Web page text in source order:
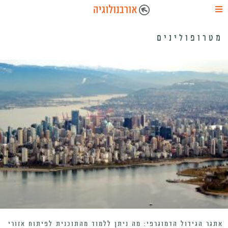
מטרופולינים
אתגר הגידול הדמוגרפי: מה ניתן ללמוד מהתוכנית לפיתוח אזורי